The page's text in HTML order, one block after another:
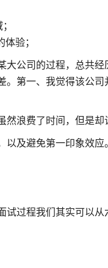
验；
大公司的过程，总共
。第一、我觉得该公
浪费了时间，但是却
及避免第一印象效应。
过程我们其实可以从